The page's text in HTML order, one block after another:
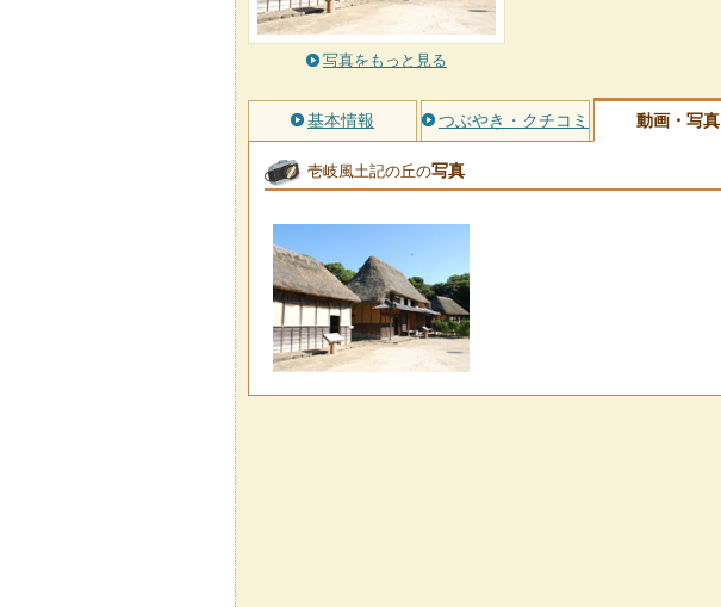
写真をもっと見る
基本情報 つぶやき・クチコミ 動画・写真
壱岐風土記の丘の写真